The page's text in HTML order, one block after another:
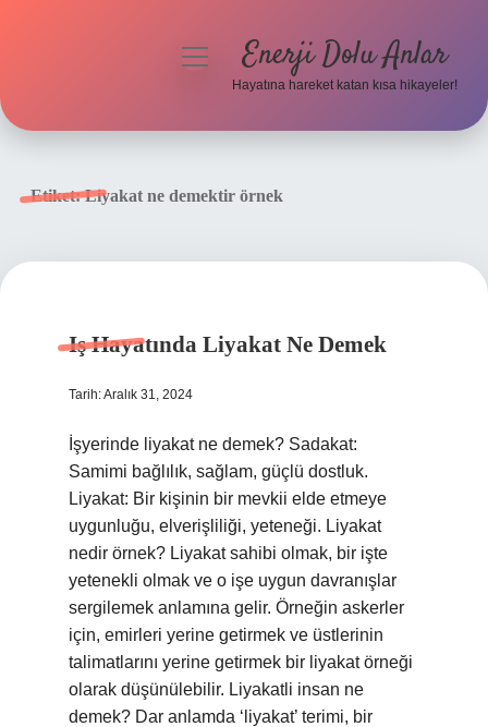
menüyüEnerji Dolu Anlar
Hayatına hareket katan kısa hikayeler!
Etiket:Liyakat ne demektir örnek
Iş Hayatında Liyakat Ne Demek
Tarih: Aralık 31, 2024
İşyerinde liyakat ne demek? Sadakat:
Samimi bağlılık, sağlam, güçlü dostluk.
Liyakat: Bir kişinin bir mevkii elde etmeye
uygunluğu, elverişliliği, yeteneği. Liyakat
nedir örnek? Liyakat sahibi olmak, bir işte
yetenekli olmak ve o işe uygun davranışlar
sergilemek anlamına gelir. Örneğin askerler
için, emirleri yerine getirmek ve üstlerinin
talimatlarını yerine getirmek bir liyakat örneği
olarak düşünülebilir. Liyakatli insan ne
demek? Dar anlamda ‘liyakat’ terimi, bir